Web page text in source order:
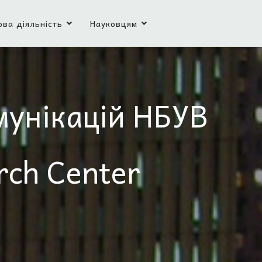
діяльність Науковцям
НБУВ
Center